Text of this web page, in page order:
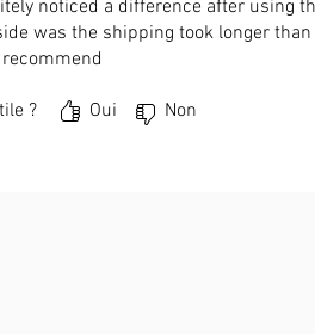
noticed a difference after using
was the shipping took longer
? Oui Non